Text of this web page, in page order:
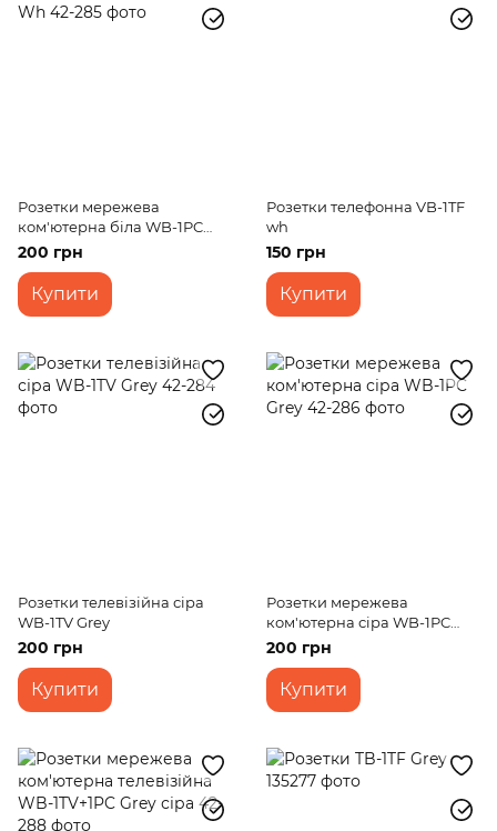
Розетки мережева
ком'ютерна біла WB-1PC
Wh
200 грн
Купити
Розетки телефонна VB-1TF
wh
150 грн
Купити
Розетки телевізійна сіра
WB-1TV Grey
200 грн
Купити
Розетки мережева
ком'ютерна сіра WB-1PC
Grey
200 грн
Купити